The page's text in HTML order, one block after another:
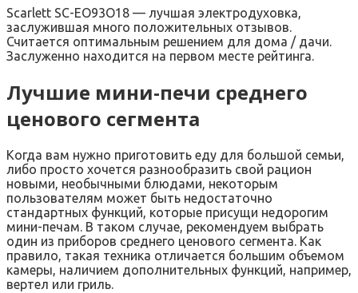
Scarlett SC-EO93O18 — лучшая электродуховка,
заслужившая много положительных отзывов.
Считается оптимальным решением для дома / дачи.
Заслуженно находится на первом месте рейтинга.
Лучшие мини-печи среднего
ценового сегмента
Когда вам нужно приготовить еду для большой семьи,
либо просто хочется разнообразить свой рацион
новыми, необычными блюдами, некоторым
пользователям может быть недостаточно
стандартных функций, которые присущи недорогим
мини-печам. В таком случае, рекомендуем выбрать
один из приборов среднего ценового сегмента. Как
правило, такая техника отличается большим объемом
камеры, наличием дополнительных функций, например,
вертел или гриль.